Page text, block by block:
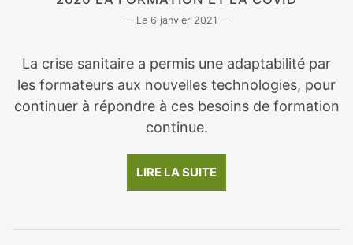
6 janvier 2021
La crise sanitaire a permis une adaptabilité par
les formateurs aux nouvelles technologies, pour
continuer à répondre à ces besoins de formation
continue.
LIRE LA SUITE